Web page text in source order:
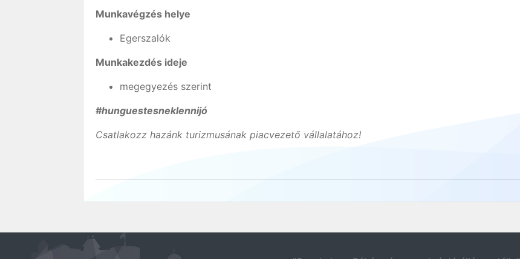
Munkavégzés helye
Egerszalók
Munkakezdés ideje
megegyezés szerint
#hunguestesneklennijó
Csatlakozz hazánk turizmusának piacvezető vállalatához!